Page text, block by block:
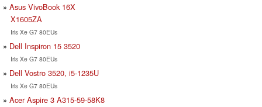
Asus VivoBook 16X
X1605ZA
Iris Xe G7 80EUs
Dell Inspiron 15 3520
Iris Xe G7 80EUs
Dell Vostro 3520, i5-1235U
Iris Xe G7 80EUs
Acer Aspire 3 A315-59-58K8